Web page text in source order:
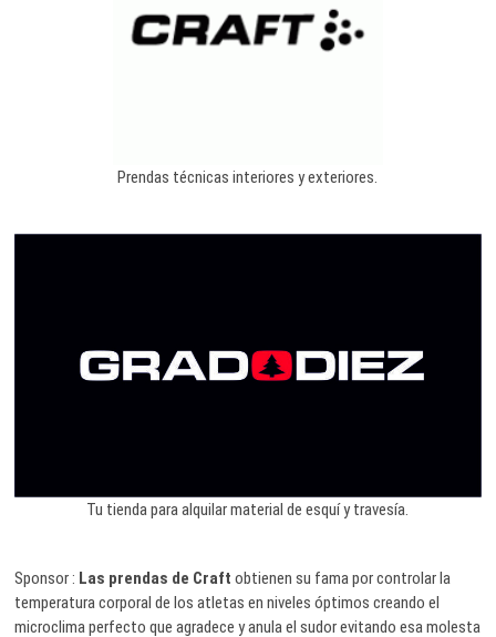
Prendas técnicas interiores y exteriores.
Tu tienda para alquilar material de esquí y travesía.
Sponsor : Las prendas de Craft obtienen su fama por controlar la
temperatura corporal de los atletas en niveles óptimos creando el
microclima perfecto que agradece y anula el sudor evitando esa molesta